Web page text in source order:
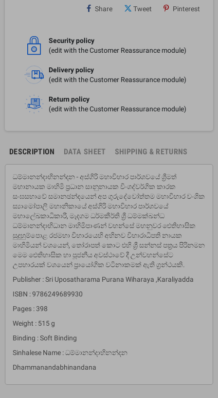
Share Tweet Pinterest
Security policy
(edit with the Customer Reassurance module)
Delivery policy
(edit with the Customer Reassurance module)
Return policy
(edit with the Customer Reassurance module)
DESCRIPTION DATA SHEET SHIPPING & RETURNS
ධම්මානන්දාභිනන්දන - අස්ගිරි මහාවිහාර පාර්ශවයේ ශ්‍රීමත්
මහානායක මාහිමි ප්‍රධාන සානුනායක විංශද්වර්ගික කාරක
සංඝසභාවේ සමානඡන්දයෙන් අප ගුරුදේවෝත්තම මහාවිහාර වංශික
ස්‍යාමෝපාලි මහානිකායේ අස්ගිරි මහාවිහාර පාර්ශවයේ
මහාලේඛකාධිකාරී, මැදගම ධර්මකීර්ති ශ්‍රී ධම්මක්ඛන්ධ
ධම්මානන්දාභිධාන මාහිමිපාණන් වහන්සේ මහනුවර ඓතිහාසික
සුදුහුම්පොළ රජමහා විහාරයෙහි අභිනව විහාරාධිපති නායක
මාහිමියන් වශයෙන්, තෝරාපත් කොට එහි ශ්‍රී සන්නස් පත්‍රය පිරිනමන
මෙම ඓතිහාසික හා පූජනීය අවස්ථාවේ දී උන්වහන්සේට
උපහාරයක් වශයෙන් ප්‍රායෝගික වටිනාකමක් ඇති ග්‍රන්ථයකි.
Publisher : Sri Uposatharama Purana Wiharaya ,Karaliyadda
ISBN : 9786249689930
Pages : 398
Weight : 515 g
Binding : Soft Binding
Sinhalese Name : ධම්මානන්දාභිනන්දන
Dhammanandabhinandana